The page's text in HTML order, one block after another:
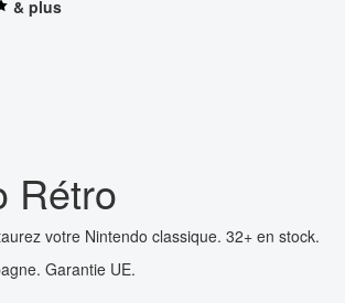
& plus
Rétro
votre Nintendo classique. 32+ en stock.
Garantie UE.